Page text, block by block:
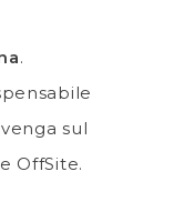
.
sul
OffSite.